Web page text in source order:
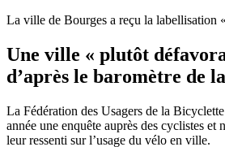
La ville de Bourges a reçu la labellisation
Une ville « plutôt
d’après le baromètre de
La Fédération des Usagers de la
année une enquête auprès des cyclistes et
leur ressenti sur l’usage du vélo en ville.